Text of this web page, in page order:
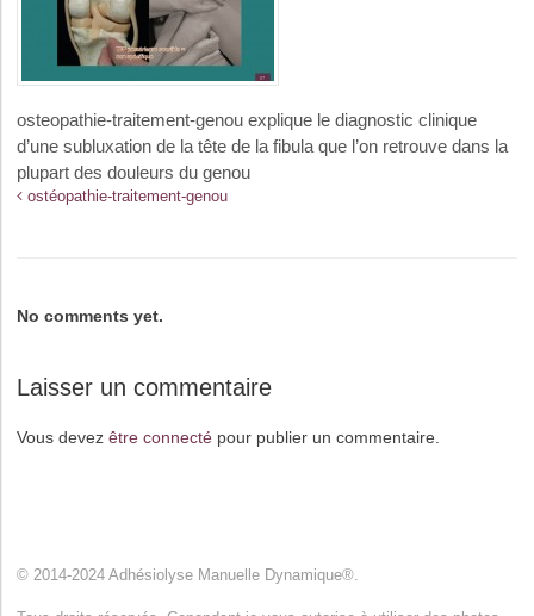
osteopathie-traitement-genou explique le diagnostic clinique
d’une subluxation de la tête de la fibula que l’on retrouve dans la
plupart des douleurs du genou
ostéopathie-traitement-genou
No comments yet.
Laisser un commentaire
Vous devez être connecté pour publier un commentaire.
© 2014-2024 Adhésiolyse Manuelle Dynamique®.